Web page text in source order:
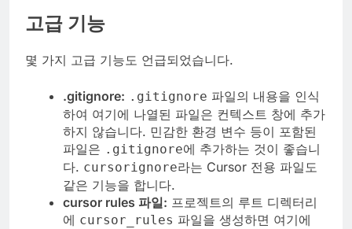
고급 기능
몇 가지 고급 기능도 언급되었습니다.
.gitignore: .gitignore 파일의 내용을 인식
하여 여기에 나열된 파일은 컨텍스트 창에 추가
하지 않습니다. 민감한 환경 변수 등이 포함된
파일은 .gitignore에 추가하는 것이 좋습니
다. cursorignore라는 Cursor 전용 파일도
같은 기능을 합니다.
cursor rules 파일: 프로젝트의 루트 디렉터리
에 cursor_rules 파일을 생성하면 여기에